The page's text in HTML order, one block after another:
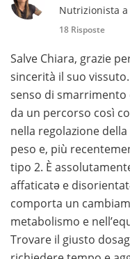
Nutrizionista a
18 Risposte
Salve Chiara, grazie
sincerità il suo
senso di
da un percorso così
nella regolazione
peso e, più
tipo 2. È
affaticatə e
comporta un
metabolismo e
Trovare il giusto